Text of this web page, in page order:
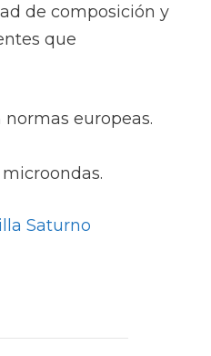
de composición y
que
europeas.
Saturno